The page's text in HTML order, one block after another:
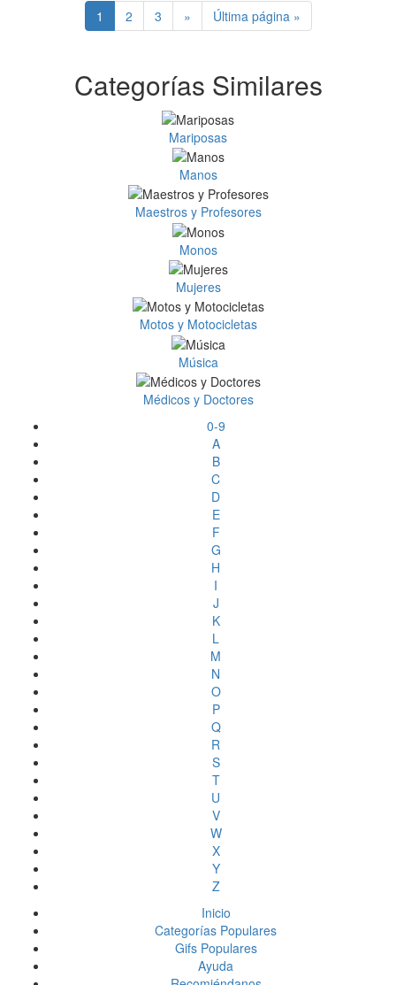
1 2 3 » Última página »
Categorías Similares
Mariposas
Manos
Maestros y Profesores
Monos
Mujeres
Motos y Motocicletas
Música
Médicos y Doctores
0-9
A
B
C
D
E
F
G
H
I
J
K
L
M
N
O
P
Q
R
S
T
U
V
W
X
Y
Z
Inicio
Categorías Populares
Gifs Populares
Ayuda